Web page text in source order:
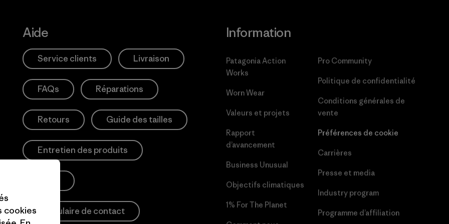
Aide
Service clients Livraison
FAQs Réparations
Retours Guide des tailles
Entretien des produits
Formulaire de contact
Information
Patagonia Action
Works
Worn Wear
Valeurs et projets
Rapport
d’avancement
Business Unusual
Objectifs climatiques
1% For The Planet
Pro Community
Politique de confidentialité
Conditions générales de
vente
Préférences de cookie
Carrières
Presse et media
Industry program
Programme d’affiliation
cookies